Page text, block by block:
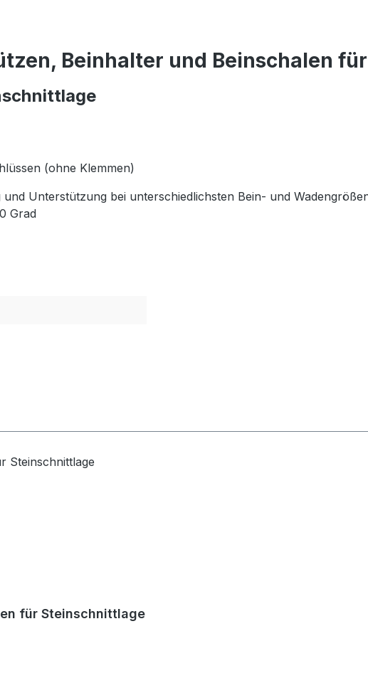
Beinhalter und Beinschalen
(ohne Klemmen)
Unterstützung bei unterschiedlichsten Bein- und
Grad
für Steinschnittlage